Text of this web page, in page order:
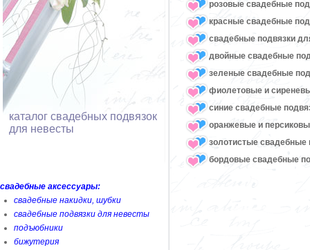
каталог свадебных подвязок
для невесты
свадебные аксессуары:
свадебные накидки, шубки
свадебные подвязки для невесты
подъюбники
бижутерия
розовые свадебные
красные свадебные
свадебные подвязки
двойные свадебные
зеленые свадебные
фиолетовые и
синие свадебные
оранжевые и
золотистые свадебные
бордовые свадебные